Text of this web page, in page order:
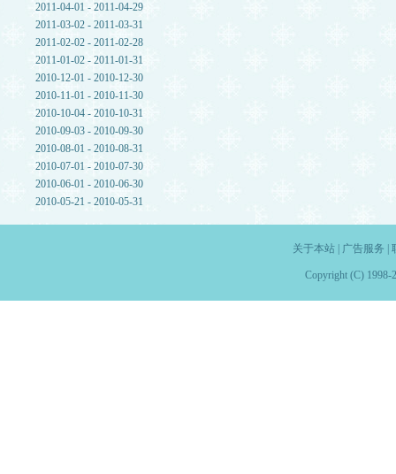
2011-04-01 - 2011-04-29
2011-03-02 - 2011-03-31
2011-02-02 - 2011-02-28
2011-01-02 - 2011-01-31
2010-12-01 - 2010-12-30
2010-11-01 - 2010-11-30
2010-10-04 - 2010-10-31
2010-09-03 - 2010-09-30
2010-08-01 - 2010-08-31
2010-07-01 - 2010-07-30
2010-06-01 - 2010-06-30
2010-05-21 - 2010-05-31
关于本站| 广告服务
Copyright (C) 1998-